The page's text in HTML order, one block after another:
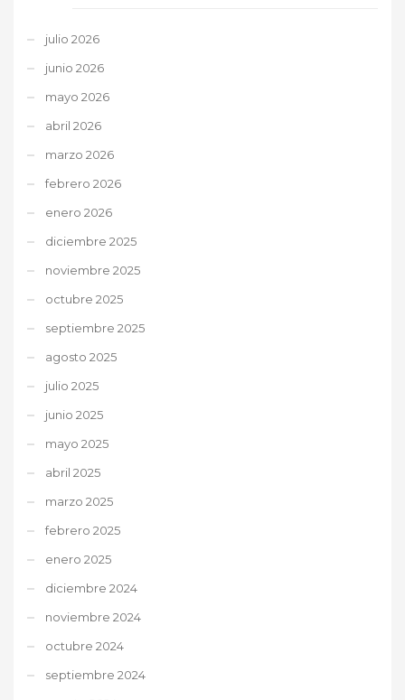
julio 2026
junio 2026
mayo 2026
abril 2026
marzo 2026
febrero 2026
enero 2026
diciembre 2025
noviembre 2025
octubre 2025
septiembre 2025
agosto 2025
julio 2025
junio 2025
mayo 2025
abril 2025
marzo 2025
febrero 2025
enero 2025
diciembre 2024
noviembre 2024
octubre 2024
septiembre 2024